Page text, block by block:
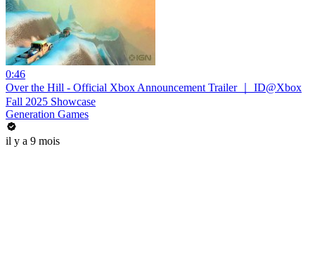
0:46
Over the Hill - Official Xbox Announcement Trailer ｜ ID@Xbox
Fall 2025 Showcase
Generation Games
il y a 9 mois